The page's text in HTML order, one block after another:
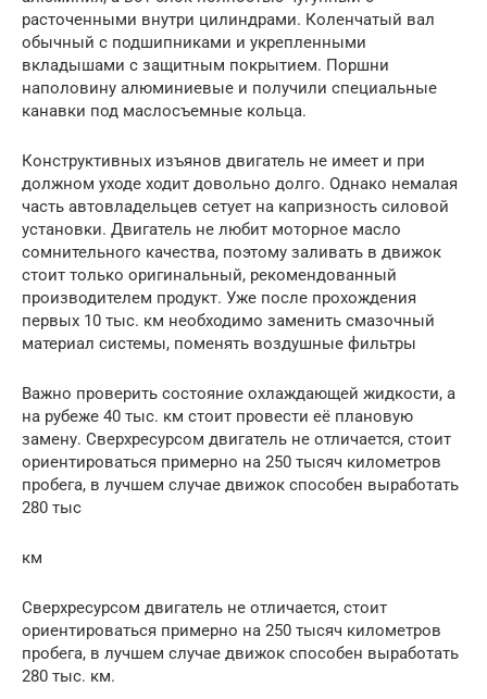
расточенными внутри цилиндрами. Коленчатый вал
обычный с подшипниками и укрепленными
вкладышами с защитным покрытием. Поршни
наполовину алюминиевые и получили специальные
канавки под маслосъемные кольца.
Конструктивных изъянов двигатель не имеет и при
должном уходе ходит довольно долго. Однако немалая
часть автовладельцев сетует на капризность силовой
установки. Двигатель не любит моторное масло
сомнительного качества, поэтому заливать в движок
стоит только оригинальный, рекомендованный
производителем продукт. Уже после прохождения
первых 10 тыс. км необходимо заменить смазочный
материал системы, поменять воздушные фильтры
Важно проверить состояние охлаждающей жидкости, а
на рубеже 40 тыс. км стоит провести её плановую
замену. Сверхресурсом двигатель не отличается, стоит
ориентироваться примерно на 250 тысяч километров
пробега, в лучшем случае движок способен выработать
280 тыс
км
Сверхресурсом двигатель не отличается, стоит
ориентироваться примерно на 250 тысяч километров
пробега, в лучшем случае движок способен выработать
280 тыс. км.